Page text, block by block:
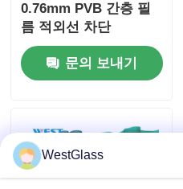
0.76mm PVB 간층 필
름 적외선 차단
문의 보내기
WestGlass